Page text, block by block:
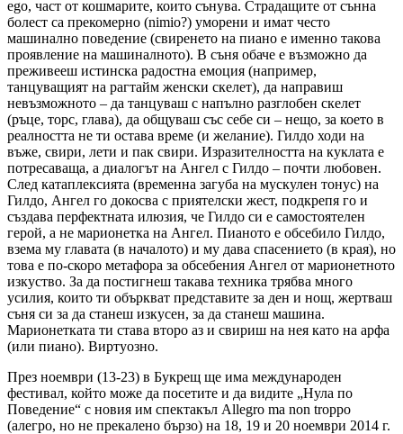
ego, част от кошмарите, които сънува. Страдащите от сънна
болест са прекомерно (nimio?) уморени и имат често
машинално поведение (свиренето на пиано е именно такова
проявление на машиналното). В съня обаче е възможно да
преживееш истинска радостна емоция (например,
танцуващият на рагтайм женски скелет), да направиш
невъзможното – да танцуваш с напълно разглобен скелет
(ръце, торс, глава), да общуваш със себе си – нещо, за което в
реалността не ти остава време (и желание). Гилдо ходи на
въже, свири, лети и пак свири. Изразителността на куклата е
потресаваща, а диалогът на Ангел с Гилдо – почти любовен.
След катаплексията (временна загуба на мускулен тонус) на
Гилдо, Ангел го докосва с приятелски жест, подкрепя го и
създава перфектната илюзия, че Гилдо си е самостоятелен
герой, а не марионетка на Ангел. Пианото е обсебило Гилдо,
взема му главата (в началото) и му дава спасението (в края), но
това е по-скоро метафора за обсебения Ангел от марионетното
изкуство. За да постигнеш такава техника трябва много
усилия, които ти объркват представите за ден и нощ, жертваш
съня си за да станеш изкусен, за да станеш машина.
Марионетката ти става второ аз и свириш на нея като на арфа
(или пиано). Виртуозно.
През ноември (13-23) в Букрещ ще има международен
фестивал, който може да посетите и да видите „Нула по
Поведение“ с новия им спектакъл Allegro ma non troppo
(алегро, но не прекалено бързо) на 18, 19 и 20 ноември 2014 г.